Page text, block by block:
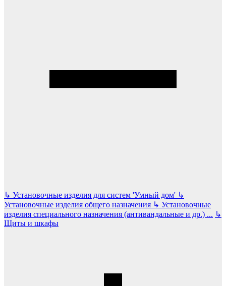
↳ Установочные изделия для систем 'Умный дом' ↳
Установочные изделия общего назначения ↳ Установочные
изделия специального назначения (антивандальные и др.) ... ↳
Щиты и шкафы